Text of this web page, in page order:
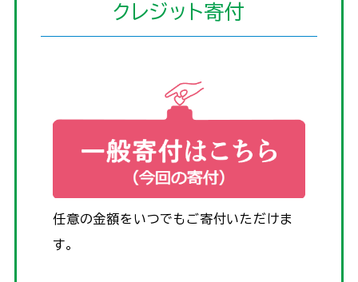
クレジット寄付
任意の金額をいつでもご寄付いただけま
す。